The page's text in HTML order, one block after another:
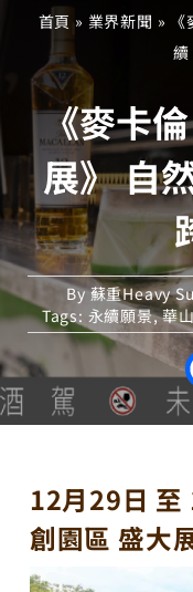
首頁 » 業界新聞 »
《麥卡
展》 自
By蘇重Heavy
Tags: 永續願景,華
12月29日 至
創園區 盛大